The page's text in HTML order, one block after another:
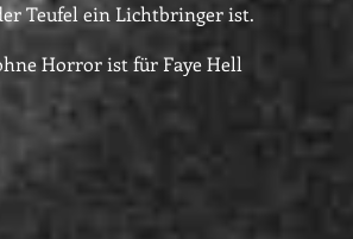
Teufel ein Lichtbringer ist.
Horror ist für Faye Hell